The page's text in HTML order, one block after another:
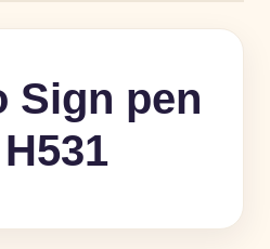
Sign pen